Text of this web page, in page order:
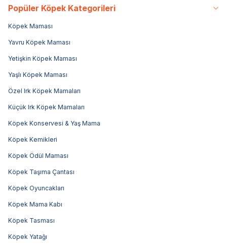
Popüler Köpek Kategorileri
Köpek Maması
Yavru Köpek Maması
Yetişkin Köpek Maması
Yaşlı Köpek Maması
Özel Irk Köpek Mamaları
Küçük Irk Köpek Mamaları
Köpek Konservesi & Yaş Mama
Köpek Kemikleri
Köpek Ödül Maması
Köpek Taşıma Çantası
Köpek Oyuncakları
Köpek Mama Kabı
Köpek Tasması
Köpek Yatağı